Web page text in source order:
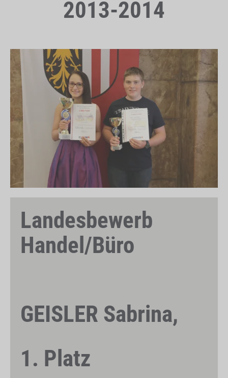
2013-2014
Landesbewerb
Handel/Büro
GEISLER Sabrina,
1. Platz